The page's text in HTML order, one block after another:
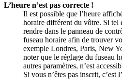
L’heure n’est pas correcte !
Il est possible que l’heure
horaire différent du vôtre. Si tel
rendre dans le panneau de
fuseau horaire afin de trouver
exemple Londres, Paris, New
noter que le réglage du fuseau
autres paramètres, n’est
Si vous n’êtes pas inscrit, c’est